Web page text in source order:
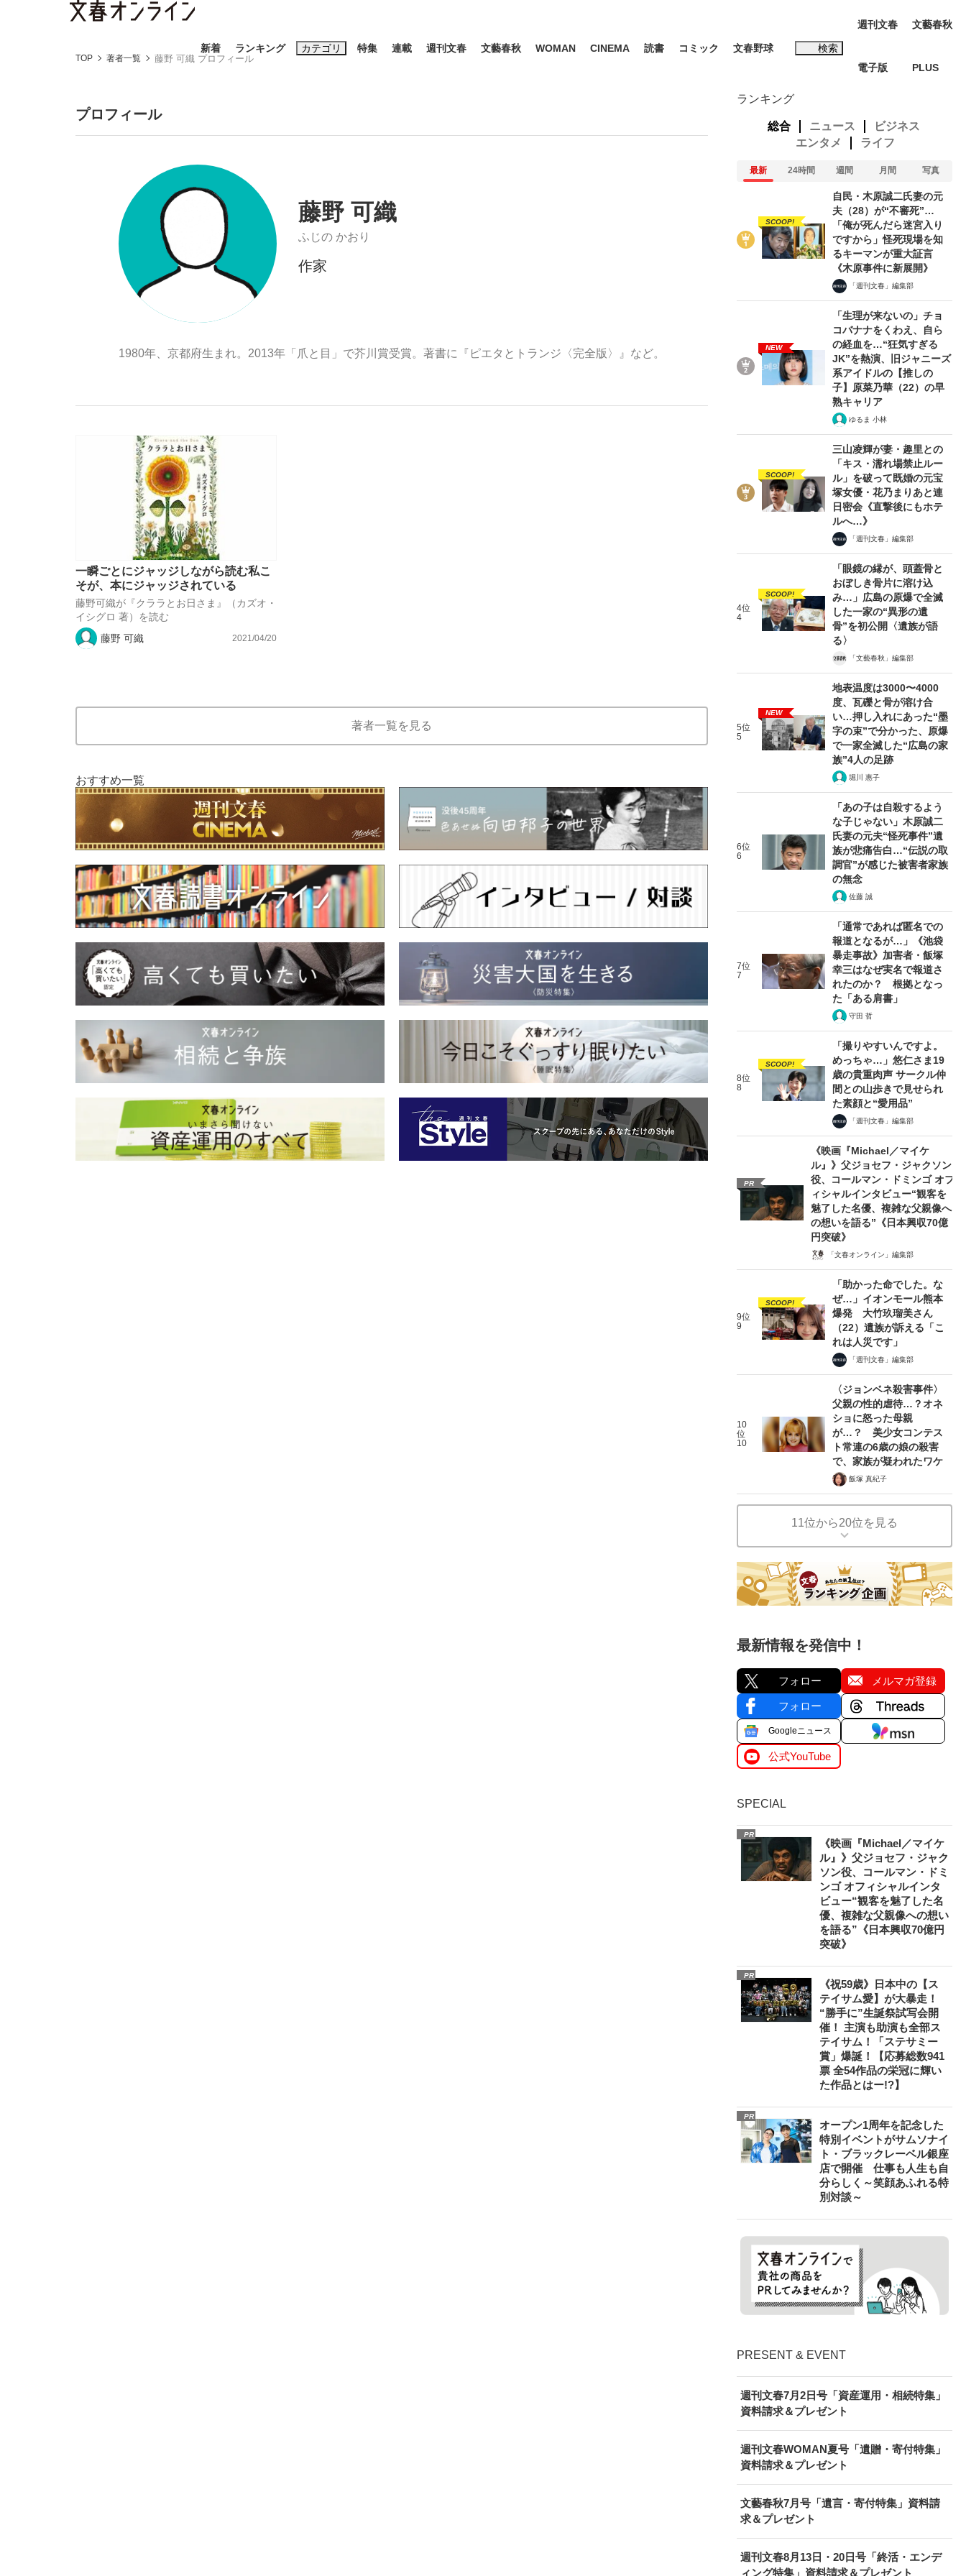
新着 ランキング カテゴリ
「90%は失敗する。でも…」本田圭佑が初めて明かした日本代表監督に... 「最悪の空気のまま解散」WBC日本代表“敗戦”の真実 選手が明かす...
「敗因分析は一切聞かれなかった」侍ジャパン選手が証言した“NPB聞... 「クマが悪者扱いされているのが悲しい」『北の国から』倉本聰氏（91...
特集
終戦から81年
キングの誕生を、目撃せよ。
いまさら聞けない資産運用のすべて
the Style
連載 週刊文春 文藝春秋 WOMAN CINEMA 読書 コミック 文春野球 検索
おすすめのキーワードタグ一覧
#玉木雄一郎
#亀和田武
週刊文春
電子版
文藝春秋
PLUS
TOP 著者一覧 藤野 可織 プロフィール
プロフィール
藤野 可織
ふじの かおり
作家
1980年、京都府生まれ。2013年「爪と目」で芥川賞受賞。著書に『ピエタとトランジ〈完全版〉』など。
一瞬ごとにジャッジしながら読む私こ
そが、本にジャッジされている
藤野可織が『クララとお日さま』（カズオ・
イシグロ 著）を読む
藤野 可織
2021/04/20
著者一覧を見る
おすすめ一覧
ランキング
総合 ニュース
ビジネス
エンタメ
ライフ
最新 24時間 週間 月間 写真
SCOOP!
自民・木原誠二氏妻の元
夫（28）が“不審死”…
「俺が死んだら迷宮入り
ですから」怪死現場を知
るキーマンが重大証言
《木原事件に新展開》
「週刊文春」編集部
NEW
「生理が来ないの」チョ
コバナナをくわえ、自ら
の経血を…“狂気すぎる
JK”を熱演、旧ジャニーズ
系アイドルの【推しの
子】原菜乃華（22）の早
熟キャリア
ゆるま 小林
SCOOP!
三山凌輝が妻・趣里との
「キス・濡れ場禁止ルー
ル」を破って既婚の元宝
塚女優・花乃まりあと連
日密会《直撃後にもホテ
ルへ…》
「週刊文春」編集部
4位
4
SCOOP!
「眼鏡の縁が、頭蓋骨と
おぼしき骨片に溶け込
み…」広島の原爆で全滅
した一家の“異形の遺
骨”を初公開〈遺族が語
る〉
「文藝春秋」編集部
5位
5
NEW
地表温度は3000〜4000
度、瓦礫と骨が溶け合
い…押し入れにあった“墨
字の束”で分かった、原爆
で一家全滅した“広島の家
族”4人の足跡
堀川 惠子
6位
6
「あの子は自殺するよう
な子じゃない」木原誠二
氏妻の元夫“怪死事件”遺
族が悲痛告白…“伝説の取
調官”が感じた被害者家族
の無念
佐藤 誠
7位
7
「通常であれば匿名での
報道となるが…」《池袋
暴走事故》加害者・飯塚
幸三はなぜ実名で報道さ
れたのか？ 根拠となっ
た「ある肩書」
守田 哲
8位
8
SCOOP!
「撮りやすいんですよ。
めっちゃ…」悠仁さま19
歳の貴重肉声 サークル仲
間との山歩きで見せられ
た素顔と“愛用品”
「週刊文春」編集部
PR
《映画『Michael／マイケ
ル』》父ジョセフ・ジャクソン
役、コールマン・ドミンゴ オフ
ィシャルインタビュー“観客を
魅了した名優、複雑な父親像へ
の想いを語る”《日本興収70億
円突破》
「文春オンライン」編集部
9位
9
SCOOP!
「助かった命でした。な
ぜ…」イオンモール熊本
爆発 大竹玖瑠美さん
（22）遺族が訴える「こ
れは人災です」
「週刊文春」編集部
10
位
10
〈ジョンベネ殺害事件〉
父親の性的虐待…？オネ
ショに怒った母親
が…？ 美少女コンテス
ト常連の6歳の娘の殺害
で、家族が疑われたワケ
飯塚 真紀子
11位から20位を見る
最新情報を発信中！
フォロー メルマガ登録
フォロー
Googleニュース
公式YouTube
SPECIAL
PR
《映画『Michael／マイケ
ル』》父ジョセフ・ジャク
ソン役、コールマン・ドミ
ンゴ オフィシャルインタ
ビュー“観客を魅了した名
優、複雑な父親像への想い
を語る”《日本興収70億円
突破》
PR
《祝59歳》日本中の【ス
テイサム愛】が大暴走！
“勝手に”生誕祭試写会開
催！ 主演も助演も全部ス
テイサム！「ステサミー
賞」爆誕！【応募総数941
票 全54作品の栄冠に輝い
た作品とはー!?】
PR
オープン1周年を記念した
特別イベントがサムソナイ
ト・ブラックレーベル銀座
店で開催 仕事も人生も自
分らしく～笑顔あふれる特
別対談～
PRESENT & EVENT
週刊文春7月2日号「資産運用・相続特集」
資料請求＆プレゼント
週刊文春WOMAN夏号「遺贈・寄付特集」
資料請求＆プレゼント
文藝春秋7月号「遺言・寄付特集」資料請
求＆プレゼント
週刊文春8月13日・20日号「終活・エンデ
ィング特集」資料請求＆プレゼント